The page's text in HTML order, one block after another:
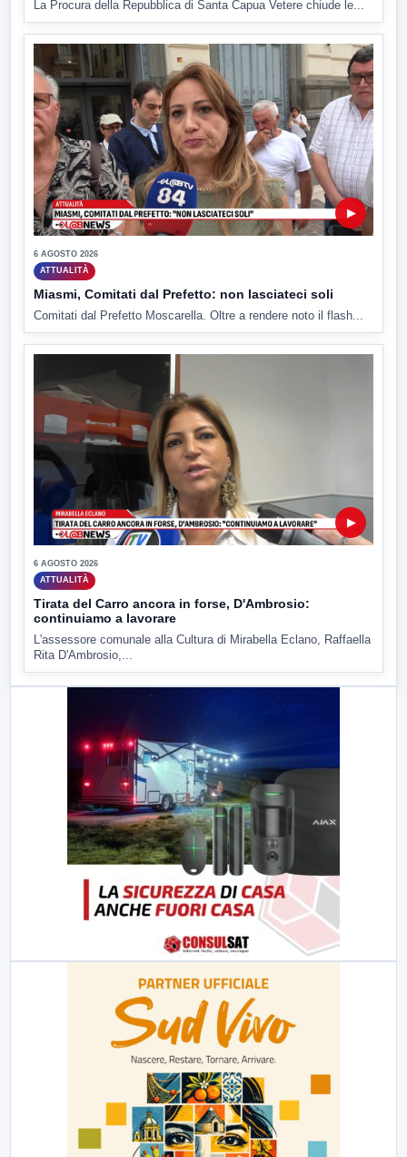
La Procura della Repubblica di Santa Capua Vetere chiude le...
▶
6 AGOSTO 2026
ATTUALITÀ
Miasmi, Comitati dal Prefetto: non lasciateci soli
Comitati dal Prefetto Moscarella. Oltre a rendere noto il flash...
▶
6 AGOSTO 2026
ATTUALITÀ
Tirata del Carro ancora in forse, D'Ambrosio:
continuiamo a lavorare
L'assessore comunale alla Cultura di Mirabella Eclano, Raffaella
Rita D'Ambrosio,...